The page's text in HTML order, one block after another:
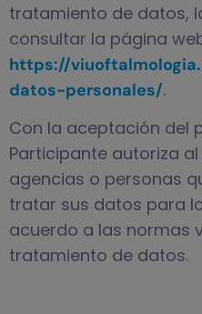
tratamiento de datos,
consultar la página
https://
datos-personales/.
Con la aceptación del
Participante autoriza
agencias o personas
tratar sus datos para
acuerdo a las normas
tratamiento de datos.